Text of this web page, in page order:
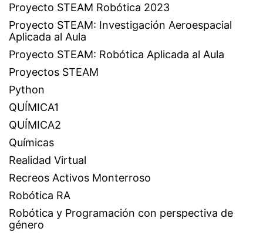
Proyecto STEAM Robótica 2023
Proyecto STEAM: Investigación Aeroespacial
Aplicada al Aula
Proyecto STEAM: Robótica Aplicada al Aula
Proyectos STEAM
Python
QUÍMICA1
QUÍMICA2
Químicas
Realidad Virtual
Recreos Activos Monterroso
Robótica RA
Robótica y Programación con perspectiva de
género